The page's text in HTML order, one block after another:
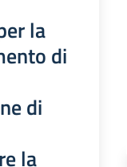
la
di
di
la